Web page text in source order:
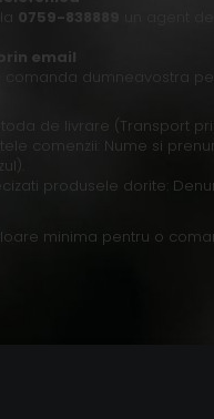
0759-838889
un agent
email
comanda dumneavostra
de livrare (Transport
comenzii: Nume si
produsele dorite:
minima pentru o